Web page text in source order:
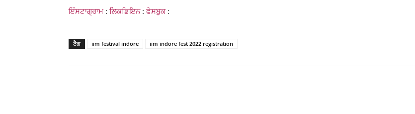
ਇੰਸਟਾਗ੍ਰਾਮ : ਲਿਕਡਿਇਨ: ਫੇਸਬੁਕ:
ਟੈਗ iim festival indore iim indore fest 2022 registration